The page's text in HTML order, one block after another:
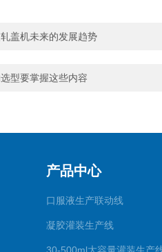
盖机未来的发展趋势
型要掌握这些内容
产品中心
口服液生产联动线
凝胶灌装生产线